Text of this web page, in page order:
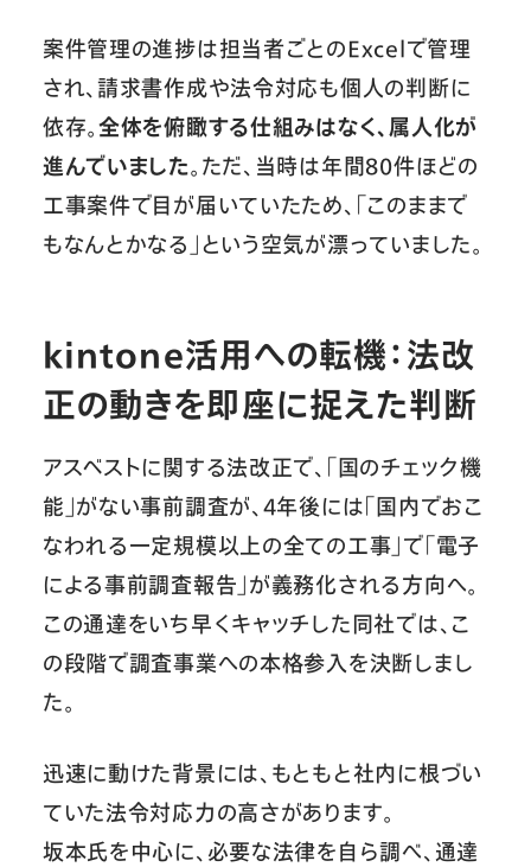
案件管理の進捗は担当者ごとのExcelで管理
され、請求書作成や法令対応も個人の判断に
依存。全体を俯瞰する仕組みはなく、属人化が
進んでいました。ただ、当時は年間80件ほどの
工事案件で目が届いていたため、「このままで
もなんとかなる」という空気が漂っていました。
kintone活用への転機：法改
正の動きを即座に捉えた判断
アスベストに関する法改正で、「国のチェック機
能」がない事前調査が、4年後には「国内でおこ
なわれる一定規模以上の全ての工事」で「電子
による事前調査報告」が義務化される方向へ。
この通達をいち早くキャッチした同社では、こ
の段階で調査事業への本格参入を決断しまし
た。
迅速に動けた背景には、もともと社内に根づい
ていた法令対応力の高さがあります。
坂本氏を中心に、必要な法律を自ら調べ、通達